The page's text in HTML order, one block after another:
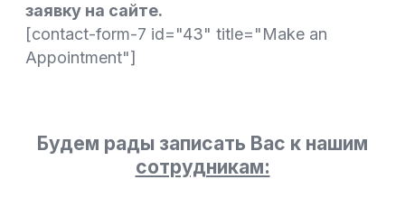
заявку на сайте.
[contact-form-7 id="43" title="Make an
Appointment"]
Будем рады записать Вас к нашим
сотрудникам: